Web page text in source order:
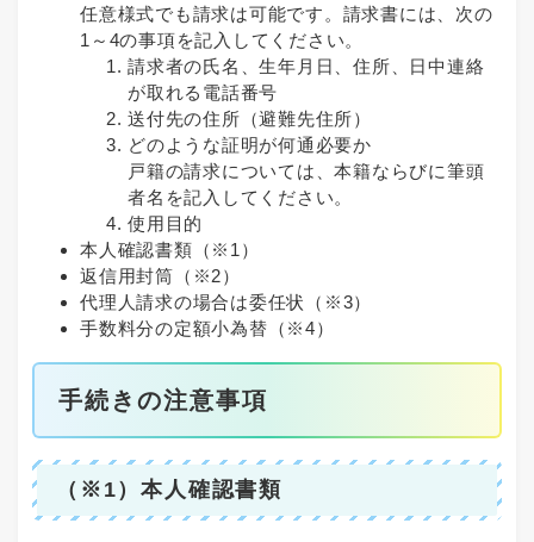
任意様式でも請求は可能です。請求書には、次の
1～4の事項を記入してください。
請求者の氏名、生年月日、住所、日中連絡
が取れる電話番号
送付先の住所（避難先住所）
どのような証明が何通必要か
戸籍の請求については、本籍ならびに筆頭
者名を記入してください。
使用目的
本人確認書類（※1）
返信用封筒（※2）
代理人請求の場合は委任状（※3）
手数料分の定額小為替（※4）
手続きの注意事項
（※1）本人確認書類